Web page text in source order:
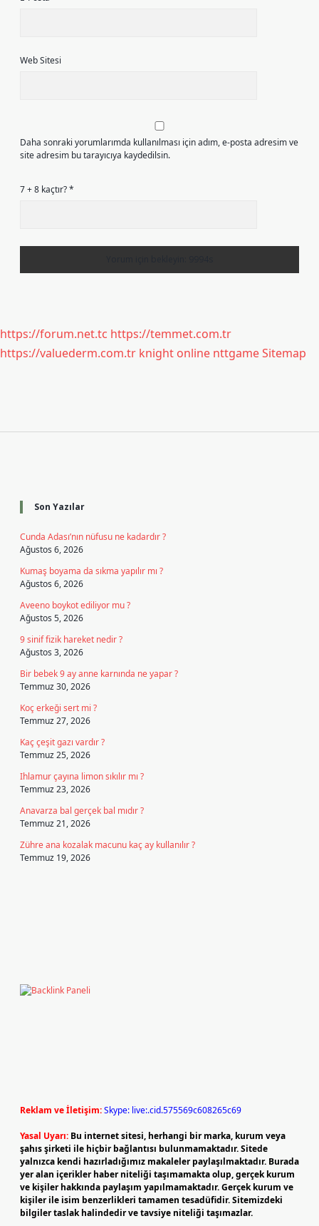
Web Sitesi
Daha sonraki yorumlarımda kullanılması için adım, e-posta adresim ve
site adresim bu tarayıcıya kaydedilsin.
7 + 8 kaçtır?*
https://forum.net.tc https://temmet.com.tr
https://valuederm.com.tr knight online nttgameSitemap
Son Yazılar
Cunda Adası’nın nüfusu ne kadardır ?
Ağustos 6, 2026
Kumaş boyama da sıkma yapılır mı ?
Ağustos 6, 2026
Aveeno boykot ediliyor mu ?
Ağustos 5, 2026
9 sinif fizik hareket nedir ?
Ağustos 3, 2026
Bir bebek 9 ay anne karnında ne yapar ?
Temmuz 30, 2026
Koç erkeği sert mi ?
Temmuz 27, 2026
Kaç çeşit gazı vardır ?
Temmuz 25, 2026
Ihlamur çayına limon sıkılır mı ?
Temmuz 23, 2026
Anavarza bal gerçek bal mıdır ?
Temmuz 21, 2026
Zühre ana kozalak macunu kaç ay kullanılır ?
Temmuz 19, 2026
Reklam ve İletişim:Skype: live:.cid.575569c608265c69
Yasal Uyarı: Bu internet sitesi, herhangi bir marka, kurum veya
şahıs şirketi ile hiçbir bağlantısı bulunmamaktadır. Sitede
yalnızca kendi hazırladığımız makaleler paylaşılmaktadır. Burada
yer alan içerikler haber niteliği taşımamakta olup, gerçek kurum
ve kişiler hakkında paylaşım yapılmamaktadır. Gerçek kurum ve
kişiler ile isim benzerlikleri tamamen tesadüfidir. Sitemizdeki
bilgiler taslak halindedir ve tavsiye niteliği taşımazlar.